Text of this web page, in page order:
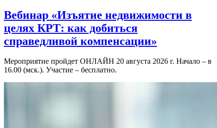
Вебинар «Изъятие недвижимости в
целях КРТ: как добиться
справедливой компенсации»
Мероприятие пройдет ОНЛАЙН 20 августа 2026 г. Начало – в
16.00 (мск.). Участие – бесплатно.